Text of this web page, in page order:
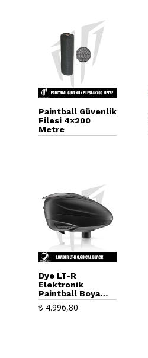
Paintball Güvenlik
Filesi 4×200
Metre
Dye LT-R
Elektronik
Paintball Boya
Topu Yükleyici –
Siyah
₺4.996,80